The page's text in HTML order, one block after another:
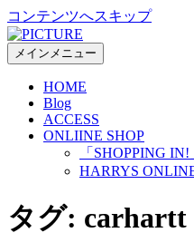
コンテンツへスキップ
メインメニュー
HOME
Blog
ACCESS
ONLIINE SHOP
「SHOPPING IN!
HARRYS
タグ: carhartt